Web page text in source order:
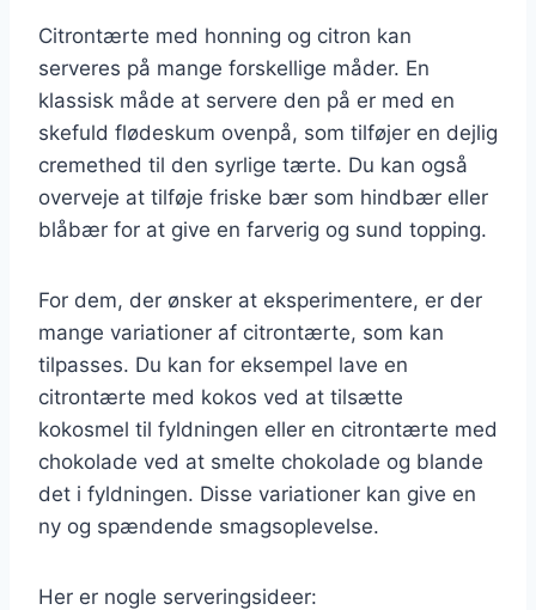
Citrontærte med honning og citron kan
serveres på mange forskellige måder. En
klassisk måde at servere den på er med en
skefuld flødeskum ovenpå, som tilføjer en dejlig
cremethed til den syrlige tærte. Du kan også
overveje at tilføje friske bær som hindbær eller
blåbær for at give en farverig og sund topping.
For dem, der ønsker at eksperimentere, er der
mange variationer af citrontærte, som kan
tilpasses. Du kan for eksempel lave en
citrontærte med kokos ved at tilsætte
kokosmel til fyldningen eller en citrontærte med
chokolade ved at smelte chokolade og blande
det i fyldningen. Disse variationer kan give en
ny og spændende smagsoplevelse.
Her er nogle serveringsideer: